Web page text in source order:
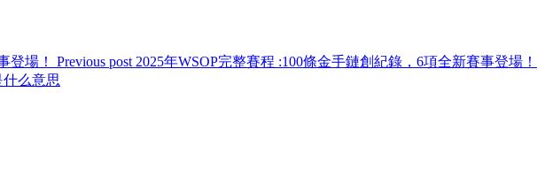
Previous post 2025年WSOP完整賽程 :100條金手鏈創紀錄，6項全新賽事登場！
什么意思